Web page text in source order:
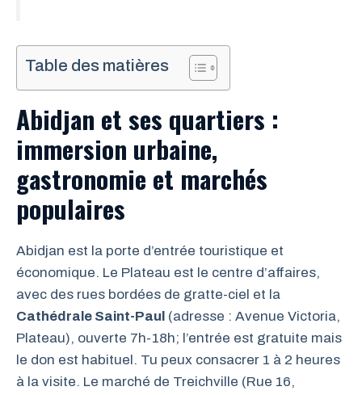
Table des matières
Abidjan et ses quartiers :
immersion urbaine,
gastronomie et marchés
populaires
Abidjan est la porte d’entrée touristique et
économique. Le Plateau est le centre d’affaires,
avec des rues bordées de gratte-ciel et la
Cathédrale Saint-Paul (adresse : Avenue Victoria,
Plateau), ouverte 7h-18h; l’entrée est gratuite mais
le don est habituel. Tu peux consacrer 1 à 2 heures
à la visite. Le marché de Treichville (Rue 16,